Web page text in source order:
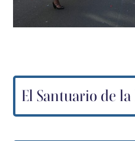
El Santuario de